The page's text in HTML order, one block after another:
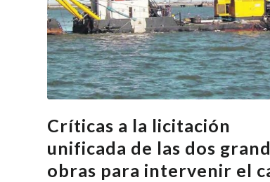
Críticas a la licitación
unificada de las dos
obras para intervenir el